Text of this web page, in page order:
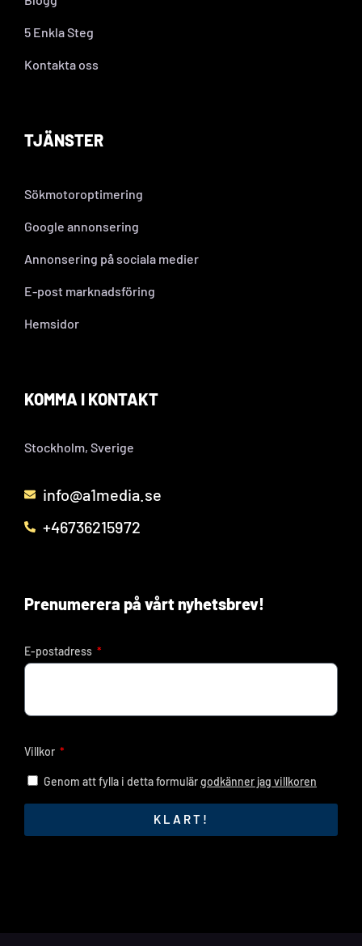
5 Enkla Steg
Kontakta oss
TJÄNSTER
Sökmotoroptimering
Google annonsering
Annonsering på sociala medier
E-post marknadsföring
Hemsidor
KOMMA I KONTAKT
Stockholm, Sverige
info@a1media.se
+46736215972
Prenumerera på vårt nyhetsbrev!
E-postadress
Villkor
Genom att fylla i detta formulärgodkänner jag villkoren
KLART!